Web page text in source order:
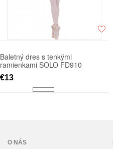
Baletný dres s tenkými
ramienkami SOLO FD910
€13
O NÁS